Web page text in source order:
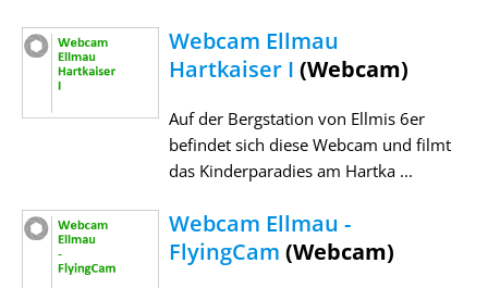
Webcam Ellmau
Hartkaiser I (Webcam)
Auf der Bergstation von Ellmis 6er
befindet sich diese Webcam und filmt
das Kinderparadies am Hartka ...
Webcam Ellmau -
FlyingCam (Webcam)